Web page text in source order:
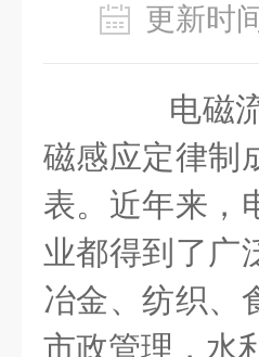
更新
电磁流
磁感应定律制
表。近年来，
业都得到了广
冶金、纺织、
市政管理，水